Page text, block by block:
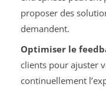
proposer des
demandent.
Optimiser le
clients pour ajuster
continuellement